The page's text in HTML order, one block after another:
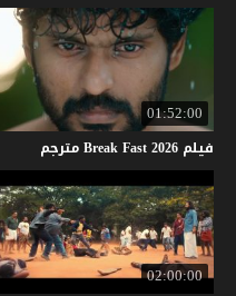
01:52:00
فيلم BreakFast2026 مترجم
02:00:00